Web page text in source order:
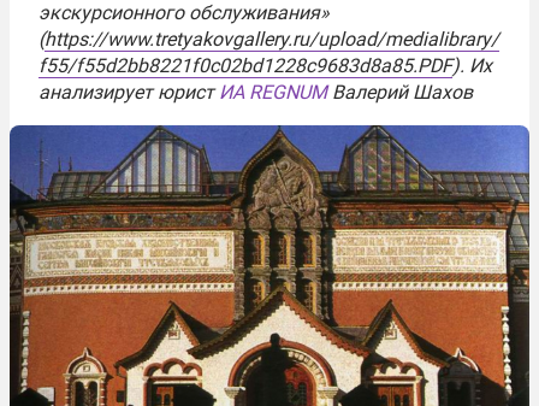
экскурсионного обслуживания»
(https://www.tretyakovgallery.ru/upload/medialibrary/
f55/f55d2bb8221f0c02bd1228c9683d8a85.PDF). Их
анализирует юристИА REGNUMВалерий Шахов